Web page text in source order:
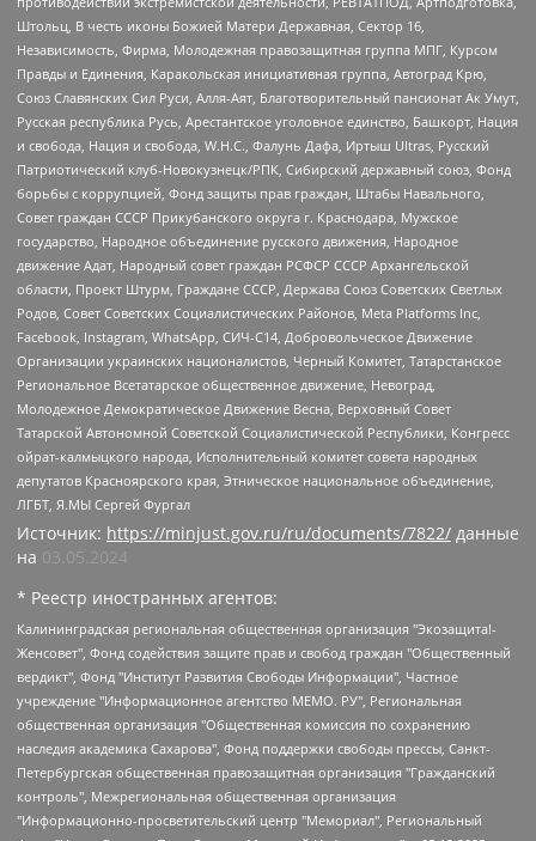
Штольц, В честь иконы Божией Матери Державная, Сектор 16,
Независимость, Фирма, Молодежная правозащитная группа МПГ, Курсом
Правды и Единения, Каракольская инициативная группа, Автоград Крю,
Союз Славянских Сил Руси, Алля-Аят, Благотворительный пансионат Ак Умут,
Русская республика Русь, Арестантское уголовное единство, Башкорт, Нация
и свобода, Нация и свобода, W.H.С., Фалунь Дафа, Иртыш Ultras, Русский
Патриотический клуб-Новокузнецк/РПК, Сибирский державный союз, Фонд
борьбы с коррупцией, Фонд защиты прав граждан, Штабы Навального,
Совет граждан СССР Прикубанского округа г. Краснодара, Мужское
государство, Народное объединение русского движения, Народное
движение Адат, Народный совет граждан РСФСР СССР Архангельской
области, Проект Штурм, Граждане СССР, Держава Союз Советских Светлых
Родов, Совет Советских Социалистических Районов, Meta Platforms Inc,
Facebook, Instagram, WhatsApp, СИЧ-С14, Добровольческое Движение
Организации украинских националистов, Черный Комитет, Татарстанское
Региональное Всетатарское общественное движение, Невоград,
Молодежное Демократическое Движение Весна, Верховный Совет
Татарской Автономной Советской Социалистической Республики, Конгресс
ойрат-калмыцкого народа, Исполнительный комитет совета народных
депутатов Красноярского края, Этническое национальное объединение,
ЛГБТ, Я.МЫ Сергей Фургал
Источник: https://minjust.gov.ru/ru/documents/7822/ данные
на 03.05.2024
* Реестр иностранных агентов:
Калининградская региональная общественная организация "Экозащита!-Женсовет", Фонд содействия защите прав и свобод граждан "Общественный вердикт", Фонд "Институт Развития Свободы Информации", Частное учреждение "Информационное агентство МЕМО. РУ", Региональная общественная организация "Общественная комиссия по сохранению наследия академика Сахарова", Фонд поддержки свободы прессы, Санкт-Петербургская общественная правозащитная организация "Гражданский контроль", Межрегиональная общественная организация "Информационно-просветительский центр "Мемориал", Региональный Фонд "Центр Защиты Прав Средств Массовой Информации", с 05.12.2023 Фонд "Центр Защиты Прав Средств массовой информации", Региональная общественная благотворительная организация помощи беженцам и мигрантам "Гражданское содействие", Негосударственное образовательное учреждение дополнительного профессионального образования (повышение квалификации) специалистов "АКАДЕМИЯ ПО ПРАВАМ ЧЕЛОВЕКА", Свердловская региональная общественная организация "Сутяжник", Автономная некоммерческая организация "Центр независимых социологических исследований", Союз общественных объединений "Российский исследовательский центр по правам человека", Региональное общественное учреждение научно-информационный центр "МЕМОРИАЛ", Некоммерческая организация "Фонд защиты гласности", Автономная некоммерческая организация "Институт прав человека", Городская общественная организация "Екатеринбургское общество "МЕМОРИАЛ", Городская общественная организация "Рязанское историко-просветительское и правозащитное общество "Мемориал" (Рязанский Мемориал), Челябинский региональный орган общественной самодеятельности – женское общественное объединение "Женщины Евразии", Челябинский региональный орган общественной самодеятельности "Уральская правозащитная группа", Фонд содействия защите здоровья и социальной справедливости имени Андрея Рылькова, Автономная Некоммерческая Организация "Аналитический Центр Юрия Левады", Автономная некоммерческая организация социальной поддержки населения "Проект Апрель", Региональная общественная организация помощи женщинам и детям, находящимся в кризисной ситуации "Информационно-методический центр "Анна", Фонд содействия развитию массовых коммуникаций и правовому просвещению "Так-так-Так", Фонд содействия устойчивому развитию "Серебряная тайга", Свердловский региональный общественный фонд социальных проектов "Новое время", "Idel.Реалии", Кавказ.Реалии, Крым.Реалии, Телеканал Настоящее Время, Татаро-башкирская служба Радио Свобода (Azatliq Radiosi), Радио Свободная Европа/Радио Свобода (PCE/PC), "Сибирь.Реалии", "Фактограф", Благотворительный фонд помощи осужденным и их семьям, Автономная некоммерческая организация "Институт глобализации и социальных движений", Фонд "В защиту прав заключенных", Частное учреждение "Центр поддержки и содействия развитию средств массовой информации", Пензенский региональный общественный благотворительный фонд "Гражданский союз", "Север.Реалии", Некоммерческая организация Фонд "Правовая инициатива", Общество с ограниченной ответственностью "Радио Свободная Европа/Радио Свобода", Чешское информационное агентство "MEDIUM-ORIENT", Красноярская региональная общественная организация "Мы против СПИДа", Камалягин Денис Николаевич, Маркелов Сергей Евгеньевич, Пономарев Лев Александрович, Савицкая Людмила Алексеевна, Автономная некоммерческая организация "Центр по работе с проблемой насилия "НАСИЛИЮ.НЕТ", Межрегиональный профессиональный союз работников здравоохранения "Альянс врачей", Юридическое лицо, зарегистрированное в Латвийской Республике, SIA "Medusa Project" (регистрационный номер 40103797863, дата регистрации 10.06.2014), Некоммерческая организация "Фонд по борьбе с коррупцией", Автономная некоммерческая организация "Институт права и публичной политики", Баданин Роман Сергеевич, Гликин Максим Александрович, Железнова Мария Михайловна, Лукьянова Юлия Сергеевна, Маетная Елизавета Витальевна, Маняхин Петр Борисович, Чуракова Ольга Владимировна, Ярош Юлия Петровна, Юридическое лицо "The Insider SIA", зарегистрированное в Риге, Латвийская Республика (дата регистрации 26.06.2015), являющееся администратором доменного имени интернет-издания "The Insider SIA", https://theins.ru, Постернак Алексей Евгеньевич, Рубин Михаил Аркадьевич, Анин Роман Александрович, Юридическое лицо Istories fonds, зарегистрированное в Латвийской Республике (регистрационный номер 50008295751, дата регистрации 24.02.2020), Великовский Дмитрий Александрович, Долинина Ирина Николаевна, Мароховская Алеся Алексеевна, Шлейнов Роман Юрьевич, Шмагун Олеся Валентиновна, Общество с ограниченной ответственностью "Альтаир 2021", Общество с ограниченной ответственностью "Вега 2021", Общество с ограниченной ответственностью "Главный редактор 2021", Общество с ограниченной ответственностью "Ромашки монолит", Важенков Артем Валерьевич, Ивановская областная общественная организация "Центр гендерных исследований", Гурман Юрий Альбертович, Медиапроект "ОВД-Инфо", Егоров Владимир Владимирович, Жилинский Владимир Александрович, Общество с ограниченной ответственностью "ЗП", Иванова София Юрьевна, Карезина Инна Павловна, Кильтау Екатерина Викторовна, Петров Алексей Викторович, Пискунов Сергей Евгеньевич, Смирнов Сергей Сергеевич, Тихонов Михаил Сергеевич, Общество с ограниченной ответственностью "ЖУРНАЛИСТ-ИНОСТРАННЫЙ АГЕНТ", Арапова Галина Юрьевна, Вольтская Татьяна Анатольевна, Американская компания "Mason G.E.S. Anonymous Foundation" (США), являющаяся владельцем интернет-издания https://mnews.world/, Компания "Stichting Bellingcat", зарегистрированная в Нидерландах (дата регистрации 11.07.2018), Захаров Андрей Вячеславович, Клепиковская Екатерина Дмитриевна, Общество с ограниченной ответственностью "МЕМО", Перл Роман Александрович, Симонов Евгений Алексеевич, Соловьева Елена Анатольевна, Сотников Даниил Владимирович, Сурначева Елизавета Дмитриевна, Автономная некоммерческая организация по защите прав человека и информированию населения "Якутия – Наше Мнение", Общество с ограниченной ответственностью "Москоу диджитал медиа", с 26.01.2023 Общество с ограниченной ответственностью "Чайка Белые сады", Ветошкина Валерия Валерьевна, Заговора Максим Александрович, Межрегиональное общественное движение "Российская ЛГБТ - сеть", Оленичев Максим Владимирович, Павлов Иван Юрьевич, Скворцова Елена Сергеевна, Общество с ограниченной ответственностью "Как бы инагент", Кочетков Игорь Викторович, Общество с ограниченной ответственностью "Честные выборы", Еланчик Олег Александрович, Общество с ограниченной ответственностью "Нобелевский призыв", Гималова Регина Эмилевна, Григорьев Андрей Валерьевич, Григорьева Алина Александровна, Ассоциация по содействию защите прав призывников, альтернативнослужащих и военнослужащих "Правозащитная группа "Гражданин.Армия.Право", Хисамова Регина Фаритовна, Автономная некоммерческая организация по реализации социально-правовых программ "Лилит", Дальневосточное общественное движение "Маяк", Санкт-Петербургская ЛГБТ-инициативная группа "Выход", Инициативная группа ЛГБТ+ "Реверс", Алексеев Андрей Викторович, Бекбулатова Таисия Львовна, Беляев Иван Михайлович, Владыкина Елена Сергеевна, Гельман Марат Александрович, Никульшина Вероника Юрьевна, Толоконникова Надежда Андреевна, Шендерович Виктор Анатольевич, Общество с ограниченной ответственностью "Данное сообщение", Общество с ограниченной ответственностью Издательский дом "Новая глава", Айнбиндер Александра Александровна, Московский комьюнити-центр для ЛГБТ+инициатив, Благотворительный фонд развития филантропии, Deutsche Welle (Германия, Kurt-Schumacher-Strasse 3, 53113 Bonn), Борзунова Мария Михайловна, Воробьев Виктор Викторович, Голубева Анна Львовна, Константинова Алла Михайловна, Малкова Ирина Владимировна, Мурадов Мурад Абдулгалимович, Осетинская Елизавета Николаевна, Понасенков Евгений Николаевич, Ганапольский Матвей Юрьевич, Киселев Евгений Алексеевич, Борухович Ирина Григорьевна, Дремин Иван Тимофеевич, Дубровский Дмитрий Викторович, Красноярская региональная общественная организация поддержки и развития альтернативных образовательных технологий и межкультурных коммуникаций "ИНТЕРРА", Маяковская Екатерина Алексеевна, Фейгин Марк Захарович, Филимонов Андрей Викторович, Дзугкоева Регина Николаевна, Доброхотов Роман Александрович, Дудь Юрий Александрович, Елкин Сергей Владимирович, Кругликов Кирилл Игоревич, Сабунаева Мария Леонидовна, Семенов Алексей Владимирович, Шаинян Карен Багратович, Шульман Екатерина Михайловна, Асафьев Артур Валерьевич, Вахштайн Виктор Семенович, Венедиктов Алексей Алексеевич, Лушникова Екатерина Евгеньевна, Волков Леонид Михайлович, Невзоров Александр Глебович, Пархоменко Сергей Борисович, Сироткин Ярослав Николаевич, Кара-Мурза Владимир Владимирович, Баранова Наталья Владимировна, Гозман Леонид Яковлевич, Кагарлицкий Борис Юльевич, Климарев Михаил Валерьевич, Милов Владимир Станиславович, Автономная некоммерческая организация Краснодарский центр современного искусства "Типография", Моргенштерн Алишер Тагирович, Соболь Любовь Эдуардовна, Общество с ограниченной ответственностью "ЛИЗА НОРМ", Каспаров Гарри Кимович, Ходорковский Михаил Борисович, Общество с ограниченной ответственностью "Апрельские тезисы", Данилович Ирина Брониславовна, Кашин Олег Владимирович, Петров Николай Владимирович, Пивоваров Алексей Владимирович, Соколов Михаил Владимирович, Цветкова Юлия Владимировна, Чичваркин Евгений Александрович, Комитет против пыток/Команда против пыток, Общество с ограниченной ответственностью "Первый научный", Общество с ограниченной ответственностью "Вертолет и ко", Белоцерковская Вероника Борисовна, Кац Максим Евгеньевич, Лазарева Татьяна Юрьевна, Шаведдинов Руслан Табризович, Яшин Илья Валерьевич, Общество с ограниченной ответственностью "Иноагент ААВ", Алешковский Дмитрий Петрович, Альбац Евгения Марковна, Быков Дмитрий Львович, Галямина Юлия Евгеньевна, Лойко Сергей Леонидович, Мартынов Кирилл Константинович, Медведев Сергей Александрович, Крашенинников Федор Геннадиевич, Гордеева Катерина Вл